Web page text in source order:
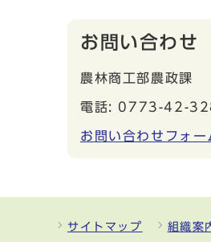
お問い合わせ
農林商工部農政課
電話: 0773-42-
お問い合わせフォー
サイトマップ 組織案